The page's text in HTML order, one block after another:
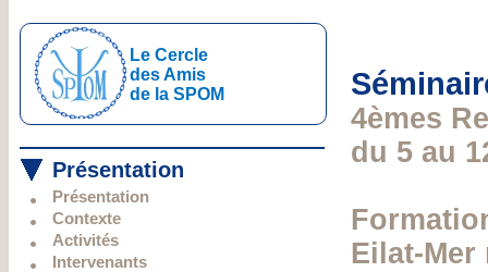
Le Cercle
des Amis
de la SPOM
Présentation
Présentation
Contexte
Activités
Intervenants
4èmes
du 5 au
Eilat-Mer